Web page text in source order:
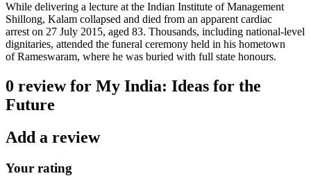
While delivering a lecture at the Indian Institute of Management
Shillong, Kalam collapsed and died from an apparent cardiac
arrest on 27 July 2015, aged 83. Thousands, including national-level
dignitaries, attended the funeral ceremony held in his hometown
of Rameswaram, where he was buried with full state honours.
0 review for My India: Ideas for the
Future
Add a review
Your rating